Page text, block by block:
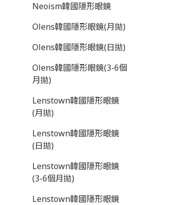
Neoism韓國隱形眼鏡
Olens韓國隱形眼鏡(月拋)
Olens韓國隱形眼鏡(日拋)
Olens韓國隱形眼鏡(3-6個
月拋)
Lenstown韓國隱形眼鏡
(月拋)
Lenstown韓國隱形眼鏡
(日拋)
Lenstown韓國隱形眼鏡
(3-6個月拋)
Lenstown韓國隱形眼鏡